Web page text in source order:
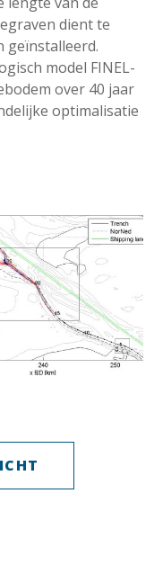
dient te
geïnstalleerd.
model FINEL-
over 40 jaar
optimalisatie